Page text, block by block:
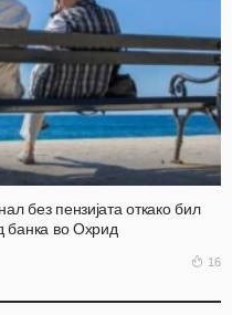
без пензијата откако бил
банка во Охрид
16